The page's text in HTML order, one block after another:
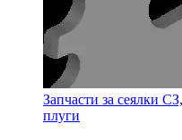
Запчасти за сеялки
плуги